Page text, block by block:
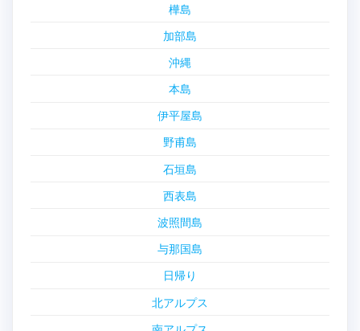
樺島
加部島
沖縄
本島
伊平屋島
野甫島
石垣島
西表島
波照間島
与那国島
日帰り
北アルプス